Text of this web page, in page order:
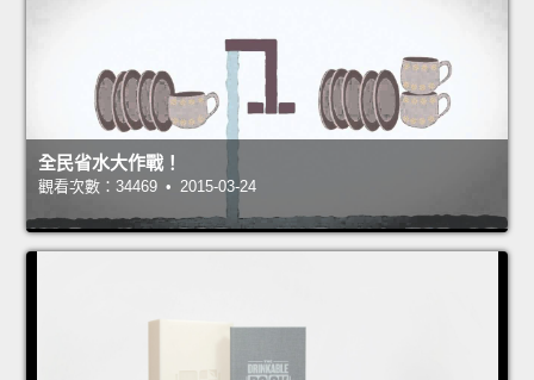
全民省水大作戰！
觀看次數：34469 • 2015-03-24